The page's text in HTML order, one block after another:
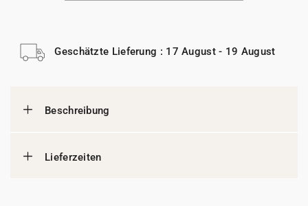
Geschätzte Lieferung : 17 August - 19 August
Beschreibung
Lieferzeiten